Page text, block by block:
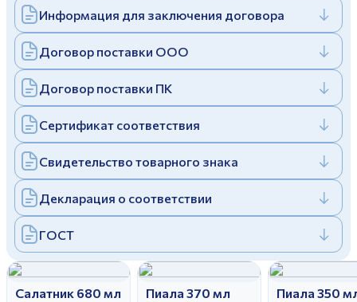
Отправить
Заполняя и отправляя форму, вы соглашаетесь
cполитикой конфиденциальности
Заполняя и отправляя форму, вы соглашаетесь
cполитикой конфиденциальности
Дулевский фарфоровый завод ©
Политика конфиденциальности
Информация для заключения договора
Договор поставки ООО
Договор поставки ПК
Сертификат соответствия
Свидетельство товарного знака
Декларация о соответствии
ГОСТ
Салатник 680 мл
Пиала 370 мл
Пиала 350